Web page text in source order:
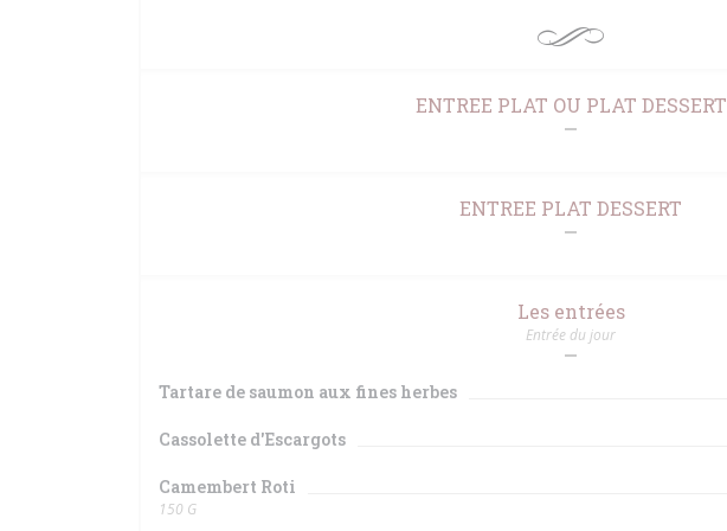
ENTREE PLAT OU PLAT DESSERT
ENTREE PLAT DESSERT
Les entrées
Entrée du jour
Tartare de saumon aux fines herbes
Cassolette d'Escargots
Camembert Roti
150 G